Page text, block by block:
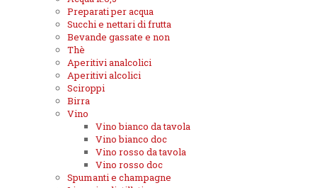
Preparati per acqua
Succhi e nettari di frutta
Bevande gassate e non
Thè
Aperitivi analcolici
Aperitivi alcolici
Sciroppi
Birra
Vino
Vino bianco da tavola
Vino bianco doc
Vino rosso da tavola
Vino rosso doc
Spumanti e champagne